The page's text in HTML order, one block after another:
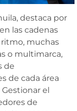
destaca por
las cadenas
muchas
o multimarca,
de
de cada área
el
de